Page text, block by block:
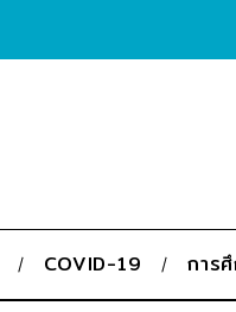
COVID-19 การ